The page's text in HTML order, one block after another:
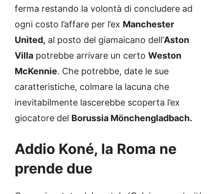
ferma restando la volontà di concludere ad
ogni costo l’affare per l’ex Manchester
United, al posto del giamaicano dell’Aston
Villa potrebbe arrivare un certo Weston
McKennie. Che potrebbe, date le sue
caratteristiche, colmare la lacuna che
inevitabilmente lascerebbe scoperta l’ex
giocatore del Borussia Mönchengladbach.
Addio Koné, la Roma ne
prende due